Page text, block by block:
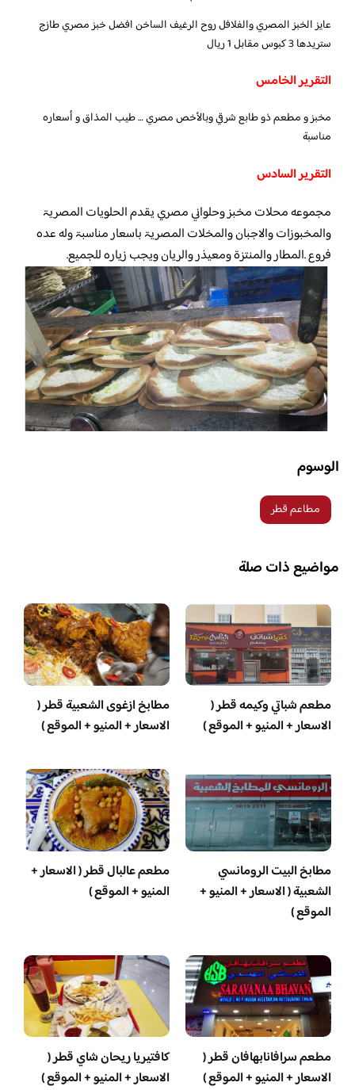
عايز الخبز المصري والفلافل روح الرغيف الساخن افضل خبز مصري طازج
ستريدها 3 كبوس مقابل 1 ريال
التقرير الخامس
مخبز و مطعم ذو طابع شرقي وبالأخص مصري … طيب المذاق و أسعاره
مناسبة
التقرير السادس
مجموعه محلات مخبز وحلواني مصري يقدم الحلويات المصريۃ
والمخبوزات والاجبان والمخلات المصريۃ باسعار مناسبۃ وله عده
فروع .المطار والمنتزۃ ومعيذر والريان ويجب زياره للجميع.
الوسوم
مطاعم قطر
مواضيع ذات صلة
مطعم شباتي وكيمه قطر (
الاسعار + المنيو + الموقع )
مطابخ ازغوى الشعبية قطر (
الاسعار + المنيو + الموقع )
مطابخ البيت الرومانسي
الشعبية ( الاسعار + المنيو +
الموقع )
مطعم عالبال قطر ( الاسعار +
المنيو + الموقع )
مطعم سرافانابهافان قطر (
الاسعار + المنيو + الموقع )
كافتيريا ريحان شاي قطر (
الاسعار + المنيو + الموقع )